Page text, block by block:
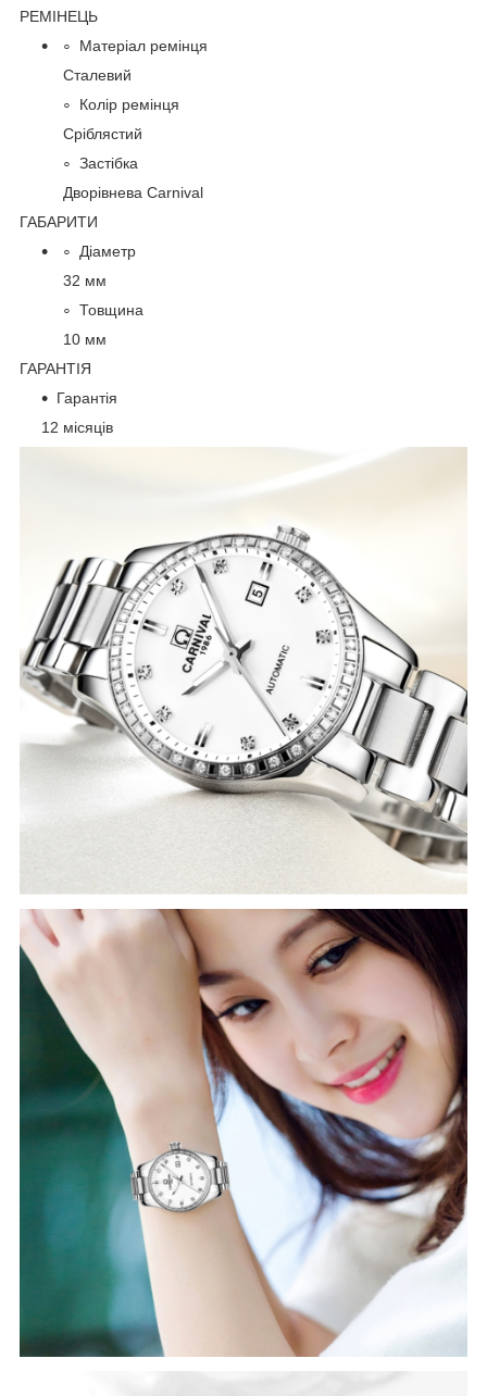
РЕМІНЕЦЬ
Матеріал ремінця
Сталевий
Колір ремінця
Сріблястий
Застібка
Дворівнева Carnival
ГАБАРИТИ
Діаметр
32 мм
Товщина
10 мм
ГАРАНТІЯ
Гарантія
12 місяців